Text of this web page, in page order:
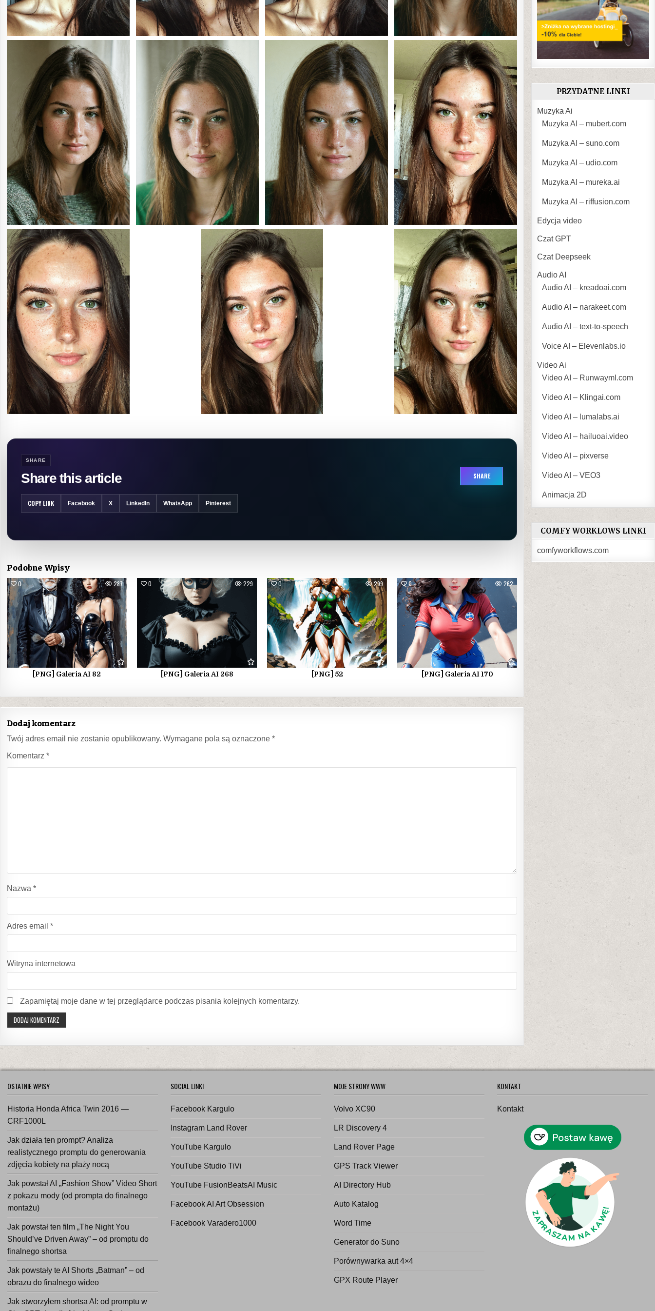
SHARE
Share this article SHARE
COPY LINK Facebook X LinkedIn WhatsApp Pinterest
Podobne Wpisy
0 287
[PNG] Galeria AI 82
0 229
[PNG] Galeria AI 268
0 299
[PNG] 52
0 262
[PNG] Galeria AI 170
Dodaj komentarz
Twój adres email nie zostanie opublikowany. Wymagane pola są oznaczone *
Komentarz *
Nazwa *
Adres email *
Witryna internetowa
Zapamiętaj moje dane w tej przeglądarce podczas pisania kolejnych komentarzy.
PRZYDATNE LINKI
Muzyka Ai
Muzyka AI – mubert.com
Muzyka AI – suno.com
Muzyka AI – udio.com
Muzyka AI – mureka.ai
Muzyka AI – riffusion.com
Edycja video
Czat GPT
Czat Deepseek
Audio AI
Audio AI – kreadoai.com
Audio AI – narakeet.com
Audio AI – text-to-speech
Voice AI – Elevenlabs.io
Video Ai
Video AI – Runwayml.com
Video AI – Klingai.com
Video AI – lumalabs.ai
Video AI – hailuoai.video
Video AI – pixverse
Video AI – VEO3
Animacja 2D
COMFY WORKLOWS LINKI
comfyworkflows.com
OSTATNIE WPISY
Historia Honda Africa Twin 2016 —
CRF1000L
Jak działa ten prompt? Analiza
realistycznego promptu do generowania
zdjęcia kobiety na plaży nocą
Jak powstał AI „Fashion Show” Video Short
z pokazu mody (od prompta do finalnego
montażu)
Jak powstał ten film „The Night You
Should’ve Driven Away” – od promptu do
finalnego shortsa
Jak powstały te AI Shorts „Batman” – od
obrazu do finalnego wideo
Jak stworzyłem shortsa AI: od promptu w
SOCIAL LINKI
Facebook Kargulo
Instagram Land Rover
YouTube Kargulo
YouTube Studio TiVi
YouTube FusionBeatsAI Music
Facebook AI Art Obsession
Facebook Varadero1000
MOJE STRONY WWW
Volvo XC90
LR Discovery 4
Land Rover Page
GPS Track Viewer
AI Directory Hub
Auto Katalog
Word Time
Generator do Suno
Porównywarka aut 4×4
GPX Route Player
KONTAKT
Kontakt